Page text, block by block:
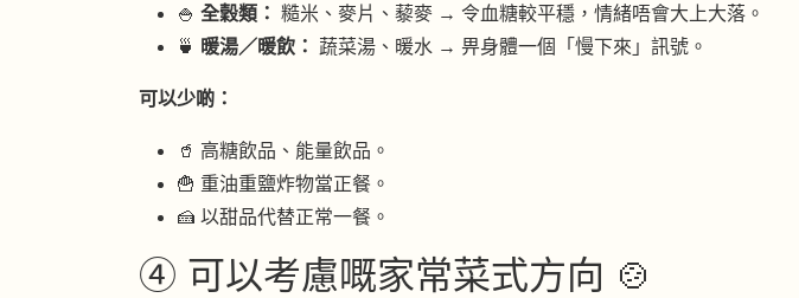
🍚 全穀類： 糙米、麥片、藜麥 → 令血糖較平穩，情緒唔會大上大落。
🍵
暖湯／暖飲： 蔬菜湯、暖水 → 畀身體一個「慢下來」訊號。
可以少啲：
🥤 高糖飲品、能量飲品。
🍟 重油重鹽炸物當正餐。
🍰 以甜品代替正常一餐。
④ 可以考慮嘅家常菜式方向 🍲